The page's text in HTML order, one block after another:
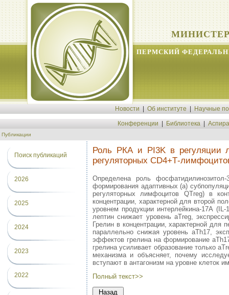
ПЕРМСКИЙ
Новости Об институте Научные
Конференции Библиотека
Публикации
Поиск публикаций
2026
2025
2024
2023
2022
Роль РКА и PI3K в регуляции
регуляторных CD4+Т-
Определена роль
формирования адаптивных (а)
регуляторных лимфоцитов QTreg) в
концентрации, характерной для второй
уровнем продукции интерлейкина-17А
лептин снижает уровень aTreg,
Грелин в концентрации, характерной для
параллельно снижая уровень aTh17,
эффектов грелина на формирование
грелина усиливает образование только
механизма и объясняет, почему
вступают в антагонизм на уровне клеток
Полный текст>>